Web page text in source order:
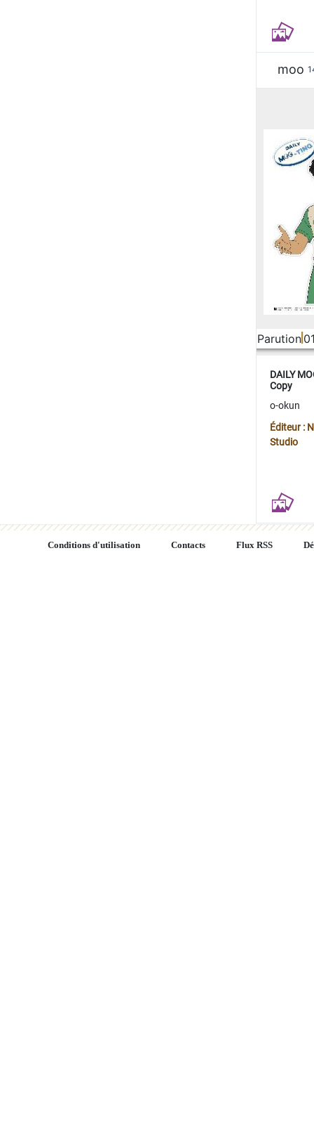
moo
Parution
DAILY
Copy
o-okun
Éditeur :
Studio
Conditions d'utilisation Contacts Flux RSS